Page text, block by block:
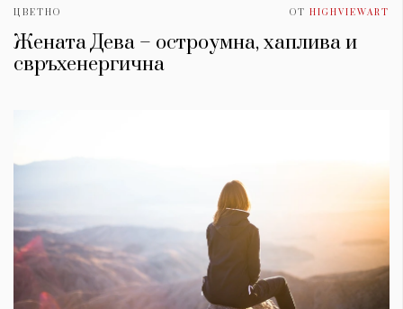
ЦВЕТНО ОТ HIGHVIEWART
Жената Дева – остроумна, хаплива и
свръхенергична